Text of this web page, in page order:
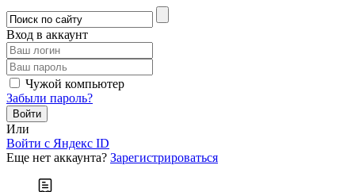
Вход в аккаунт
Чужой компьютер
Забыли пароль?
Или
Войти c Яндекс ID
Еще нет аккаунта? Зарегистрироваться